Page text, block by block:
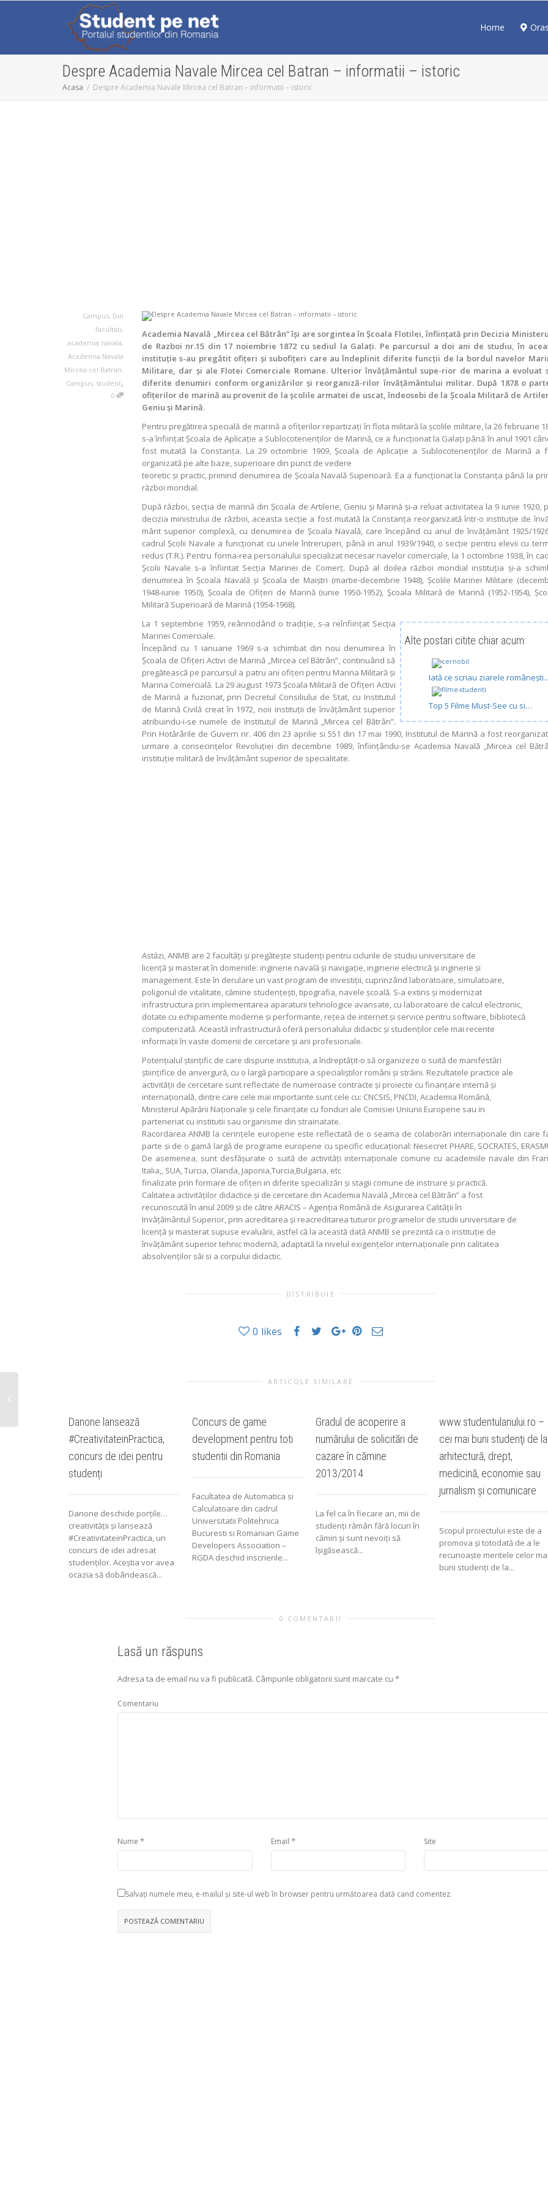
Home
Despre Academia Navale Mircea cel Batran – informatii – istoric
Acasa Despre Academia Navale Mircea cel Batran – informatii – istoric
Campus, Din
facultati,
academia navala,
Academia Navala
Mircea cel Batran,
Campus, student,
0
Academia Navală „Mircea cel Bătrân” îşi are sorgintea în Şcoala Flotilei, înfiinţată prin Decizia
de Razboi nr.15 din 17 noiembrie 1872 cu sediul la Galaţi. Pe parcursul a doi ani de studiu, în
instituţie s-au pregătit ofiţeri şi subofiţeri care au îndeplinit diferite funcţii de la bordul navelor
Militare, dar şi ale Flotei Comerciale Romane. Ulterior învăţământul supe-rior de marina a evoluat
diferite denumiri conform organizărilor şi reorganiză-rilor învăţământului militar. După 1878 o
ofiţerilor de marină au provenit de la şcolile armatei de uscat, îndeosebi de la Şcoala Militară de
Geniu şi Marină.
Pentru pregătirea specială de marină a ofiţerilor repartizaţi în flota militară la şcolile militare, la 26 februarie
s-a înfiinţat Şcoala de Aplicaţie a Sublocotenenţilor de Marină, ce a funcţionat la Galaţi până în anul 1901
fost mutată la Constanţa. La 29 octombrie 1909, Şcoala de Aplicaţie a Sublocotenenţilor de Marină a
organizată pe alte baze, superioare din punct de vedere
teoretic şi practic, primind denumirea de Şcoala Navală Superioară. Ea a funcţionat la Constanţa până la
război mondial.
După război, secţia de marină din Şcoala de Artilerie, Geniu şi Marină şi-a reluat activitatea la 9 iunie 1920,
decizia ministrului de război, aceasta secţie a fost mutată la Constanţa reorganizată într-o instituţie de
mânt superior complexă, cu denumirea de Şcoala Navală, care începând cu anul de învăţământ 1925/
cadrul Şcolii Navale a funcţionat cu unele întreruperi, până in anul 1939/1940, o secţie pentru elevii cu
redus (T.R.). Pentru forma-rea personalului specializat necesar navelor comerciale, la 1 octombrie 1938, în
Şcolii Navale s-a înfiintat Secţia Marinei de Comerţ. După al doilea război mondial instituţia şi-a
denumirea în Şcoala Navală şi Şcoala de Maiştri (martie-decembrie 1948), Şcolile Marinei Militare
1948-iunie 1950), Şcoala de Ofiţeri de Marină (iunie 1950-1952), Şcoala Militară de Marină (1952-1954),
Militară Superioară de Marină (1954-1968).
Alte postari citite chiar acum:
Iată ce scriau ziarele
Top 5 Filme Must-See cu si…
La 1 septembrie 1959, reânnodând o tradiţie, s-a reînfiinţat Secţia
Marinei Comerciale.
Începând cu 1 ianuarie 1969 s-a schimbat din nou denumirea în
Şcoala de Ofiţeri Activi de Marină „Mircea cel Bătrân”, continuând să
pregătească pe parcursul a patru ani ofiţeri pentru Marina Militară şi
Marina Comercială. La 29 august 1973 Şcoala Militară de Ofiţeri Activi
de Marină a fuzionat, prin Decretul Consiliului de Stat, cu Institutul
de Marină Civilă creat în 1972, noii instituţii de învăţământ superior
atribuindu-i-se numele de Institutul de Marină „Mircea cel Bătrân”.
Prin Hotărârile de Guvern nr. 406 din 23 aprilie si 551 din 17 mai 1990, Institutul de Marină a fost
urmare a consecinţelor Revoluţiei din decembrie 1989, înfiinţându-se Academia Navală „Mircea cel
instituţie militară de învăţământ superior de specialitate.
Astăzi, ANMB are 2 facultăţi şi pregăteşte studenţi pentru ciclurile de studiu universitare de
licenţă şi masterat în domeniile: inginerie navală şi navigaţie, inginerie electrică şi inginerie şi
management. Este în derulare un vast program de investiţii, cuprinzând laboratoare, simulatoare,
poligonul de vitalitate, cămine studenţeşti, tipografia, navele şcoală. S-a extins şi modernizat
infrastructura prin implementarea aparaturii tehnologice avansate, cu laboratoare de calcul electronic,
dotate cu echipamente moderne şi performante, reţea de internet şi service pentru software, bibliotecă
computerizată. Această infrastructură oferă personalului didactic şi studenţilor cele mai recente
informaţii în vaste domenii de cercetare şi arii profesionale.
Potenţialul ştiinţific de care dispune instituţia, a îndreptăţit-o să organizeze o suită de manifestări
ştiinţifice de anvergură, cu o largă participare a specialiştilor români şi străini. Rezultatele practice ale
activităţii de cercetare sunt reflectate de numeroase contracte şi proiecte cu finanţare internă şi
internaţională, dintre care cele mai importante sunt cele cu: CNCSIS, PNCDI, Academia Română,
Ministerul Apărării Naţionale şi cele finanţate cu fonduri ale Comisiei Uniunii Europene sau in
parteneriat cu institutii sau organisme din strainatate.
Racordarea ANMB la cerinţele europene este reflectată de o seama de colaborări internaţionale din care
parte şi de o gamă largă de programe europene cu specific educaţional: Nesecret PHARE, SOCRATES,
De asemenea, sunt desfăşurate o suită de activităţi internaţionale comune cu academiile navale din
Italia,, SUA, Turcia, Olanda, Japonia,Turcia,Bulgaria, etc
finalizate prin formare de ofiţeri in diferite specializări şi stagii comune de instruire şi practică.
Calitatea activităţilor didactice şi de cercetare din Academia Navală „Mircea cel Bătrân” a fost
recunoscută în anul 2009 şi de către ARACIS – Agenţia Română de Asigurarea Calităţii în
Invăţământul Superior, prin acreditarea şi reacreditarea tuturor programelor de studii universitare de
licenţă şi masterat supuse evaluării, astfel că la această dată ANMB se prezintă ca o instituţie de
învăţământ superior tehnic modernă, adaptată la nivelul exigenţelor internaţionale prin calitatea
absolvenţilor săi si a corpului didactic.
DISTRIBUIE
0 likes
ARTICOLE SIMILARE
Danone lansează
#CreativitateinPractica,
concurs de idei pentru
studenți
Danone deschide porțile…
creativității și lansează
#CreativitateinPractica, un
concurs de idei adresat
studenților. Aceștia vor avea
ocazia să dobândească...
Concurs de game
development pentru toti
studentii din Romania
Facultatea de Automatica si
Calculatoare din cadrul
Universitatii Politehnica
Bucuresti si Romanian Game
Developers Association –
RGDA deschid inscrierile...
Gradul de acoperire a
numărului de solicitări de
cazare în cămine
2013/2014
La fel ca în fiecare an, mii de
studenți rămân fără locuri în
cămin și sunt nevoiți să
îșigăsească...
www.studentulanului.ro –
cei mai buni studenţi de la
arhitectură, drept,
medicină, economie sau
jurnalism şi comunicare
Scopul proiectului este de a
promova şi totodată de a le
recunoaşte meritele celor mai
buni studenţi de la...
0 COMENTARII
Lasă un răspuns
Adresa ta de email nu va fi publicată. Câmpurile obligatorii sunt marcate cu *
Comentariu
Nume * Email * Site
Salvați numele meu, e-mailul și site-ul web în browser pentru următoarea dată cand comentez.